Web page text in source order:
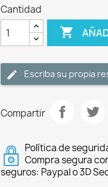
Cantidad

Escriba su propia
Compartir
Política de
Compra segura
seguros: Paypal o 3D